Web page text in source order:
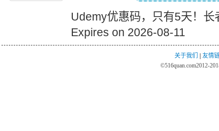
Udemy优惠码，只有5天！
Expires on 2026-08-11
关于我们
友情
©516quan.com2012-